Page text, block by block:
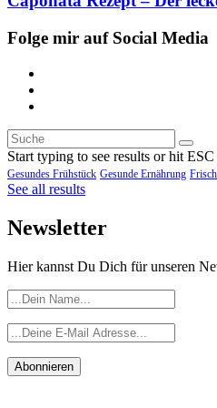
Folge mir auf Social Media
Start typing to see results or hit
Gesundes Frühstück Gesunde Ernährung
See all results
Newsletter
Hier kannst Du Dich für unseren
Abonnieren